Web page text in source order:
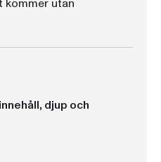
kommer utan
djup och